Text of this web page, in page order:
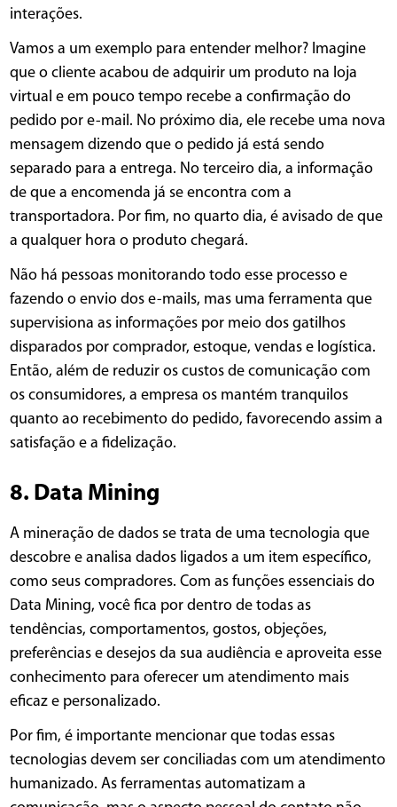
interações.
Vamos a um exemplo para entender melhor? Imagine
que o cliente acabou de adquirir um produto na loja
virtual e em pouco tempo recebe a confirmação do
pedido por e-mail. No próximo dia, ele recebe uma nova
mensagem dizendo que o pedido já está sendo
separado para a entrega. No terceiro dia, a informação
de que a encomenda já se encontra com a
transportadora. Por fim, no quarto dia, é avisado de que
a qualquer hora o produto chegará.
Não há pessoas monitorando todo esse processo e
fazendo o envio dos e-mails, mas uma ferramenta que
supervisiona as informações por meio dos gatilhos
disparados por comprador, estoque, vendas e logística.
Então, além de reduzir os custos de comunicação com
os consumidores, a empresa os mantém tranquilos
quanto ao recebimento do pedido, favorecendo assim a
satisfação e a fidelização.
8. Data Mining
A mineração de dados se trata de uma tecnologia que
descobre e analisa dados ligados a um item específico,
como seus compradores. Com as funções essenciais do
Data Mining, você fica por dentro de todas as
tendências, comportamentos, gostos, objeções,
preferências e desejos da sua audiência e aproveita esse
conhecimento para oferecer um atendimento mais
eficaz e personalizado.
Por fim, é importante mencionar que todas essas
tecnologias devem ser conciliadas com um atendimento
humanizado. As ferramentas automatizam a